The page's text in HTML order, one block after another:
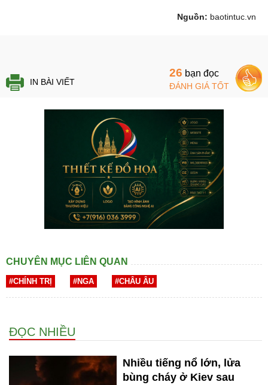
Nguồn: baotintuc.vn
IN BÀI VIẾT
26 bạn đọc
ĐÁNH GIÁ TỐT
CHUYÊN MỤC LIÊN QUAN
#CHÍNH TRỊ #NGA #CHÂU ÂU
ĐỌC NHIỀU
Nhiều tiếng nổ lớn, lửa
bùng cháy ở Kiev sau